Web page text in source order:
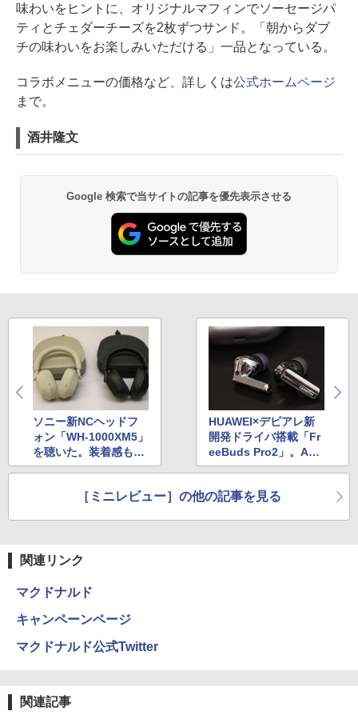
味わいをヒントに、オリジナルマフィンでソーセージパ
ティとチェダーチーズを2枚ずつサンド。「朝からダブ
チの味わいをお楽しみいただける」一品となっている。
コラボメニューの価格など、詳しくは公式ホームページ
まで。
酒井隆文
Google 検索で当サイトの記事を優先表示させる
ソニー新NCヘッドフ
ォン「WH-1000XM5」
を聴いた。装着感も進
化
HUAWEI×デビアレ新
開発ドライバ搭載「Fr
eeBuds Pro2」。AV
Watch限定15% OFF
［ミニレビュー］の他の記事を見る
関連リンク
マクドナルド
キャンペーンページ
マクドナルド公式Twitter
関連記事